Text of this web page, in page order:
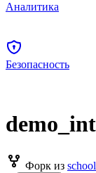
Аналитика
Безопасность
Форк из